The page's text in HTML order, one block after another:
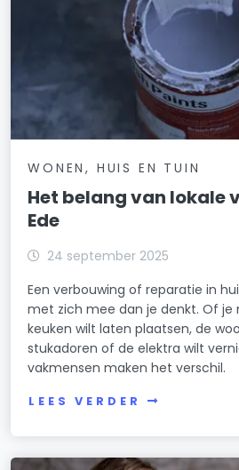
WONEN, HUIS EN TUIN
Het belang van lokale
Ede
24 september 2025
Een verbouwing of reparatie in
met zich mee dan je denkt. Of je
keuken wilt laten plaatsen, de
stukadoren of de elektra wilt
vakmensen maken het verschil.
LEES VERDER